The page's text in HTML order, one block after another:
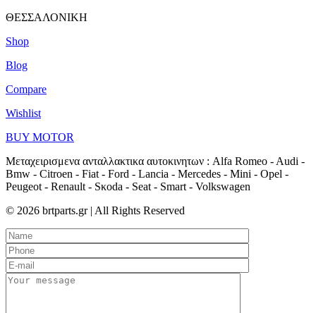
ΘΕΣΣΑΛΟΝΙΚΗ
Shop
Blog
Compare
Wishlist
BUY MOTOR
Μεταχειρισμενα ανταλλακτικα αυτοκινητων : Alfa Romeo - Audi -
Bmw - Citroen - Fiat - Ford - Lancia - Mercedes - Mini - Opel -
Peugeot - Renault - Sκoda - Seat - Smart - Volkswagen
© 2026 brtparts.gr | All Rights Reserved